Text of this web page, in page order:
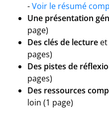
-Voir le résumé
Une présentation
page)
Des clés de lecture
pages)
Des pistes de
pages)
Des ressources
loin (1 page)